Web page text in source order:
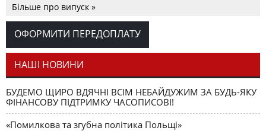
РЕЦЕНЗІЇ Петро Іванишин
Романчука
СЛОВО РЕДАКЦІЙНЕ Олег К. Романчук
як уособлення української політстратегії й тактики
Більше про випуск »
ОФОРМИТИ ПЕРЕДОПЛАТУ
НАШІ НОВИНИ
БУДЕМО ЩИРО ВДЯЧНІ ВСІМ НЕБАЙДУЖИМ ЗА БУДЬ-ЯКУ
ФІНАНСОВУ ПІДТРИМКУ ЧАСОПИСОВІ!
«Помилкова та згубна політика Польщі»